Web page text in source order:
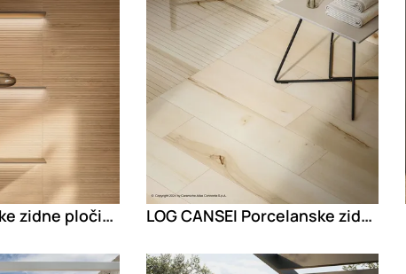
LOG Porcelanske zidne pločice sa izgledom drveta LOG CANSEI Porcelanske zidne i podne pločice za unutrašnju i spoljašnju upotrebu sa izgledom drveta
Loading